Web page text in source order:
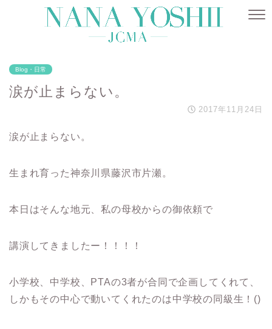
Blog・日常
涙が止まらない。
2017年11月24日
涙が止まらない。
生まれ育った神奈川県藤沢市片瀬。
本日はそんな地元、私の母校からの御依頼で
講演してきましたー！！！！
小学校、中学校、PTAの3者が合同で企画してくれて、
しかもその中心で動いてくれたのは中学校の同級生！()